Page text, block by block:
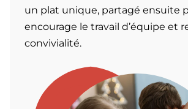
un plat unique, partagé ensuite
encourage le travail d’équipe et
convivialité.